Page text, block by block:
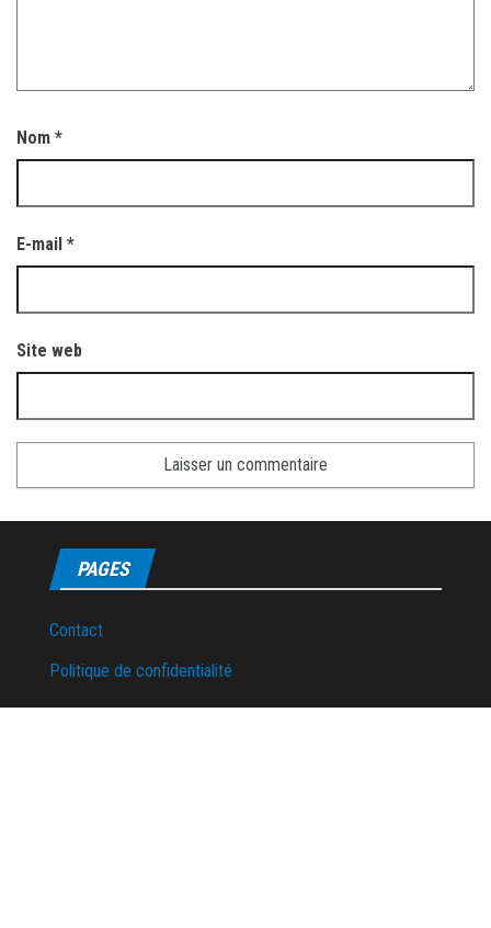
Nom *
E-mail *
Site web
PAGES
Contact
Politique de confidentialité